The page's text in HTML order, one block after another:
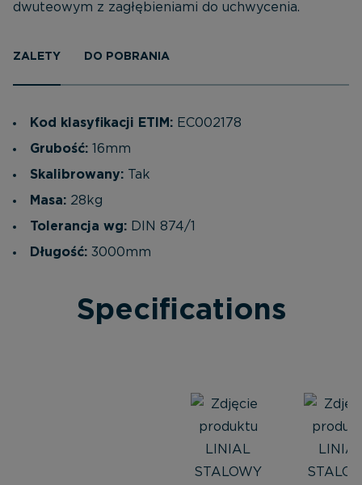
dwuteowym z zagłębieniami do uchwycenia.
ZALETY DO POBRANIA
Kod klasyfikacji ETIM: EC002178
Grubość: 16mm
Skalibrowany:
Tak
Masa: 28kg
Tolerancja wg:
DIN 874/1
Długość: 3000mm
Specifications